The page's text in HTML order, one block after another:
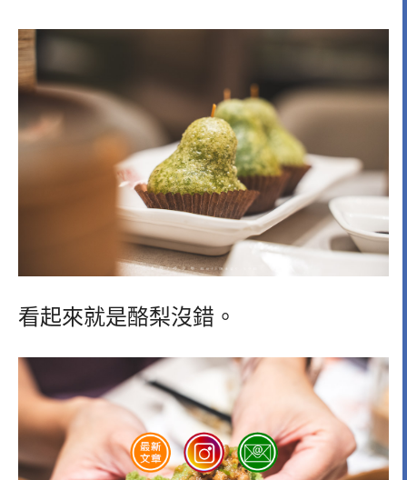
看起來就是酪梨沒錯。